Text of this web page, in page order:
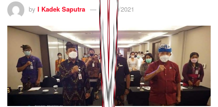
by I Kadek Saputra 15/10/2021